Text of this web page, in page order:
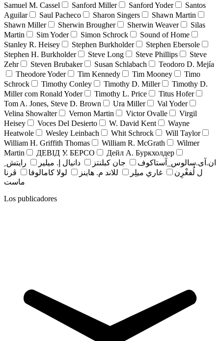
Samuel M. Cassel
Sanford Miller Sanford Yoder
Santos
Aguilar
Saul Pacheco Sharon Singers
Shawn Martin
Shawn Miller
Sherwin Brougher Sherwin Weaver
Silas
Martin
Sim Yoder Simon Schrock
Sound of Home
Stanley R. Heisey
Stephen Burkholder
Stephen Ebersole
Stephen H. Burkholder
Steve Long Steve Phillips
Steve
Zehr
Steven Brubaker Susan Schlabach
Teodoro D. Mejía
Theodore Yoder
Tim Kennedy Tim Mooney
Timo
Schrock
Timothy Conley Timothy D. Miller
Timothy D.
Miller com Ronald Yoder
Timothy L. Price
Titus Hofer
Tom A. Jones, Steve D. Brown
Ura Miller
Val Yoder
Velina Showalter
Vernon Martin Victor Ovalle
Virgil
Heisey
Voces Del Desierto W. David Kent
Wayne
Heatwole
Wesley Leinbach Whit Schrock
Will Taylor
William H. Griffith Thomas
William R. McGrath
Wilmer
Martin
ДЕВІД У. БЕРСО
Дейл А. Буркхолдер
ان.آی.سالوس_آستاکوف
جان کبلنتز دانيال إ. ميلير
رايتش ِ
ل لُفغْرِن
غاري ميلِر للاند م. هاينز لولا كامالوفا
ڤرنا
ماست
Los publicadores